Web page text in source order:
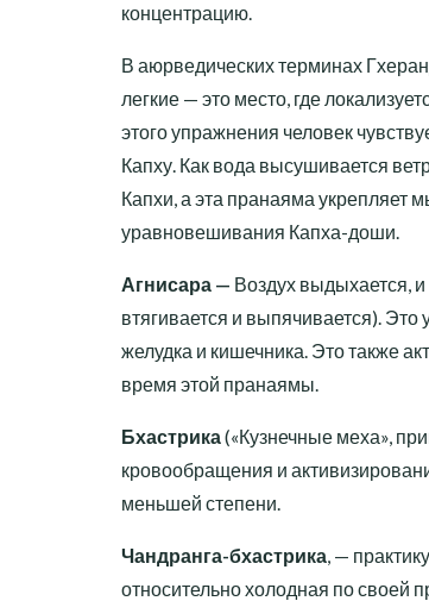
концентрацию.
В аюрведических терминах
легкие — это место, где
этого упражнения человек
Капху. Как вода высушивается
Капхи, а эта пранаяма укрепляет
уравновешивания Капха-доши.
Агнисара — Воздух выдыхается,
втягивается и выпячивается).
желудка и кишечника. Это также
время этой пранаямы.
Бхастрика(«Кузнечные меха»,
кровообращения и
меньшей степени.
Чандранга-бхастрика, —
относительно холодная по своей